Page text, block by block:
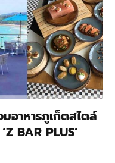
อาหารภูเก็ตสไตล์
BAR PLUS’